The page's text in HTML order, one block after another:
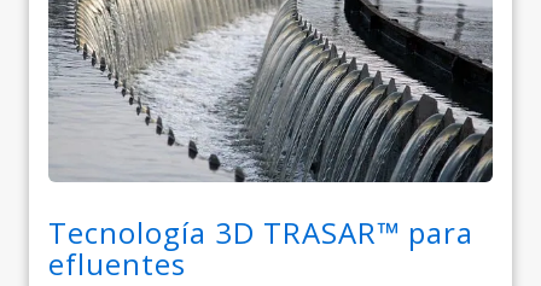
Tecnología 3D TRASAR™ para
efluentes